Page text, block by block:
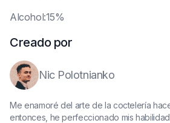
Alcohol:15%
Creado por
Nic Polotnianko
Me enamoré del arte de la coctelería
entonces, he perfeccionado mis